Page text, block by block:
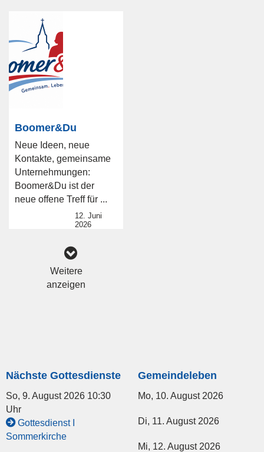
Boomer&Du
Neue Ideen, neue
Kontakte, gemeinsame
Unternehmungen:
Boomer&Du ist der
neue offene Treff für ...
12. Juni
2026
Weitere
anzeigen
Nächste Gottesdienste
So, 9. August 2026 10:30
Uhr
Gottesdienst I
Sommerkirche
Gemeindeleben
Mo, 10. August 2026
Di, 11. August 2026
Mi, 12. August 2026